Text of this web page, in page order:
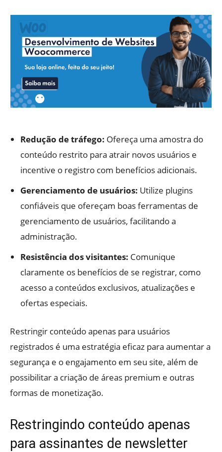
Redução de tráfego: Ofereça uma amostra do
conteúdo restrito para atrair novos usuários e
incentive o registro com benefícios adicionais.
Gerenciamento de usuários: Utilize plugins
confiáveis que ofereçam boas ferramentas de
gerenciamento de usuários, facilitando a
administração.
Resistência dos visitantes: Comunique
claramente os benefícios de se registrar, como
acesso a conteúdos exclusivos, atualizações e
ofertas especiais.
Restringir conteúdo apenas para usuários
registrados é uma estratégia eficaz para aumentar a
segurança e o engajamento em seu site, além de
possibilitar a criação de áreas premium e outras
formas de monetização.
Restringindo conteúdo apenas
para assinantes de newsletter